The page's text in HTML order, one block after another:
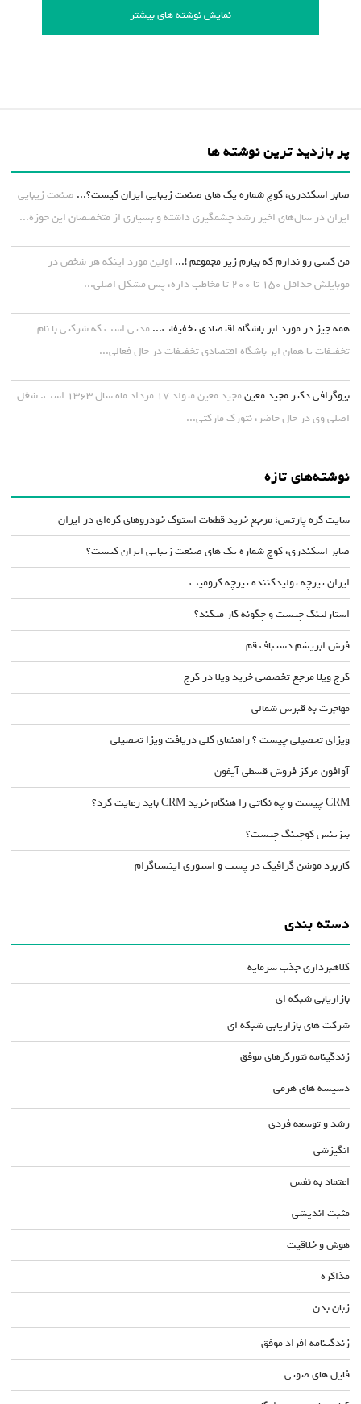
نمایش نوشته های بیشتر
پر بازدید ترین نوشته ها
صابر اسکندری، کوچ شماره یک های صنعت زیبایی ایران کیست؟... صنعت زیبایی
ایران در سال‌های اخیر رشد چشمگیری داشته و بسیاری از متخصصان این حوزه...
من کسی رو ندارم که بیارم زیر مجموعم !... اولین مورد اینکه هر شخص در
موبایلش حداقل ۱۵۰ تا ۲۰۰ تا مخاطب داره، پس مشکل اصلی...
همه چیز در مورد ابر باشگاه اقتصادی تخفیفات... مدتی است که شرکتی با نام
تخفیفات یا همان ابر باشگاه اقتصادی تخفیفات در حال فعالی...
بیوگرافی دکتر مجید معین
مجید معین متولد ۱۷ مرداد ماه سال ۱۳۶۳ است. شغل
اصلی وی در حال حاضر، نتورک مارکتی...
نوشته‌های تازه
سایت کره پارتس؛ مرجع خرید قطعات استوک خودروهای کره‌ای در ایران
صابر اسکندری، کوچ شماره یک های صنعت زیبایی ایران کیست؟
ایران تیرچه تولیدکننده تیرچه کرومیت
استارلینک چیست و چگونه کار میکند؟
فرش ابریشم دستباف قم
کرج ویلا مرجع تخصصی خرید ویلا در کرج
مهاجرت به قبرس شمالی
ویزای تحصیلی چیست ؟ راهنمای کلی دریافت ویزا تحصیلی
آوافون مرکز فروش قسطی آیفون
CRM چیست و چه نکاتی را هنگام خرید CRM باید رعایت کرد؟
بیزینس کوچینگ چیست؟
کاربرد موشن گرافیک در پست و استوری اینستاگرام
دسته بندی
کلاهبرداری جذب سرمایه
بازاریابی شبکه ای
شرکت های بازاریابی شبکه ای
زندگینامه نتورکرهای موفق
دسیسه های هرمی
رشد و توسعه فردی
انگیزشی
اعتماد به نفس
مثبت اندیشی
هوش و خلاقیت
مذاکره
زبان بدن
زندگینامه افراد موفق
فایل های صوتی